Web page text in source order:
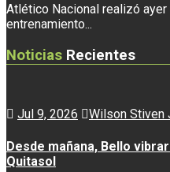
Atlético Nacional realizó
entrenamiento...
Noticias Recientes
Jul 9, 2026 Wilson Stiven
Desde mañana, Bello
Quitasol